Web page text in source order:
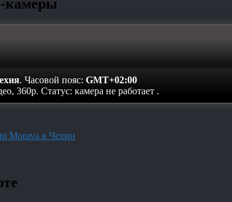
камеры
. Часовой пояс: GMT+02:00
360p. Статус: камера не работает .